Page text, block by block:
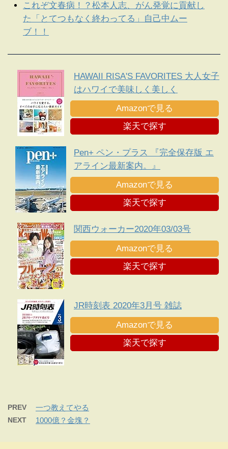
これぞ文春病！？松本人志、がん発覚に貢献し
た「とてつもなく終わってる」自己中ムー
ブ！！
HAWAII RISA'S FAVORITES 大人女子
はハワイで美味しく美しく
Amazonで見る
楽天で探す
Pen+ ペン・プラス 『完全保存版 エ
アライン最新案内。』
Amazonで見る
楽天で探す
関西ウォーカー2020年03/03号
Amazonで見る
楽天で探す
JR時刻表 2020年3月号 雑誌
Amazonで見る
楽天で探す
PREV 一つ教えてやる
NEXT 1000億？金塊？